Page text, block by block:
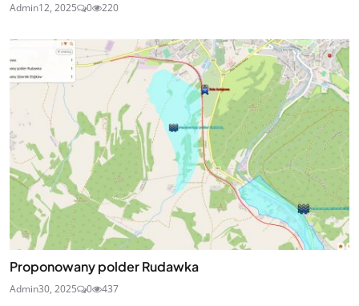
Admin12, 2025 0 220
Proponowany polder Rudawka
Admin30, 2025 0 437